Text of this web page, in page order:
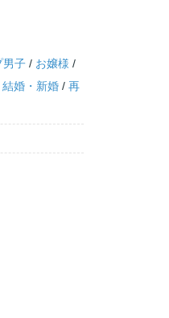
男子 / お嬢様 /
結婚・新婚 /再